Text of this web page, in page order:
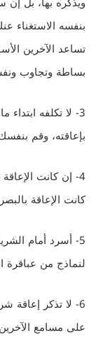
بنفسه الاستغناء
تساعد الآخرين
بساطة وتجاوب
3- لا تكلفه
بإعاقته، وقم
4- إن كانت
كانت الإعاقة
5- أسرد أمام
لنماذج من عباقرة
6- لا تذكر إعاقة
على مسامع